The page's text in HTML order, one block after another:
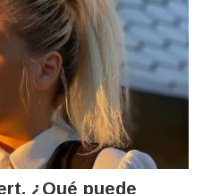
¿Qué puede